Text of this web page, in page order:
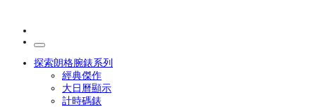
探索朗格腕錶系列
經典傑作
大日曆顯示
計時碼錶